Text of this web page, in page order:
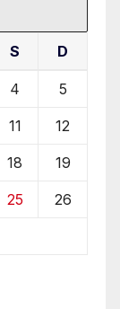
S D
4 5
11 12
18 19
25 26